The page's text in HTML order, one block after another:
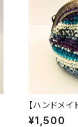
【ハンドメイ
いよう ～ 凪
¥1,500